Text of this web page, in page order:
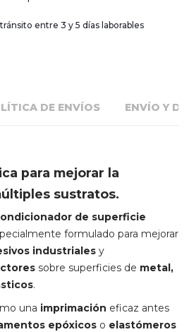
entre 3 y 5 días laborables
DE ENVÍOS ENVÍO Y
para mejorar la
sustratos.
de superficie
formulado para mejorar
industriales y
sobre superficies de metal,
.
una imprimación eficaz antes
epóxicos o elastómeros